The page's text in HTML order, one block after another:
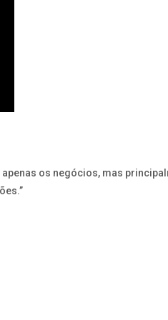
os negócios, mas